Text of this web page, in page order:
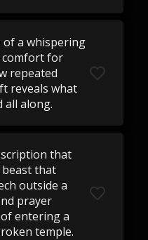
of a whispering
comfort for
repeated
reveals what
all along.
that
that
outside a
prayer
entering a
temple.